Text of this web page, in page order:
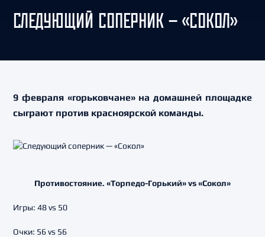
СЛЕДУЮЩИЙ СОПЕРНИК — «СОКОЛ»
9 февраля «горьковчане» на домашней площадке
сыграют против красноярской команды.
Противостояние. «Торпедо-Горький» vs «Сокол»
Игры: 48 vs 50
Очки: 56 vs 56